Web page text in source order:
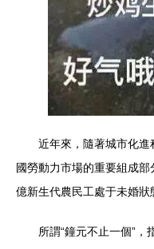
近年來，隨著城市化
國勞動力市場的重要組成
億新生代農民工處于未婚狀
所謂“鐘元不止一個”